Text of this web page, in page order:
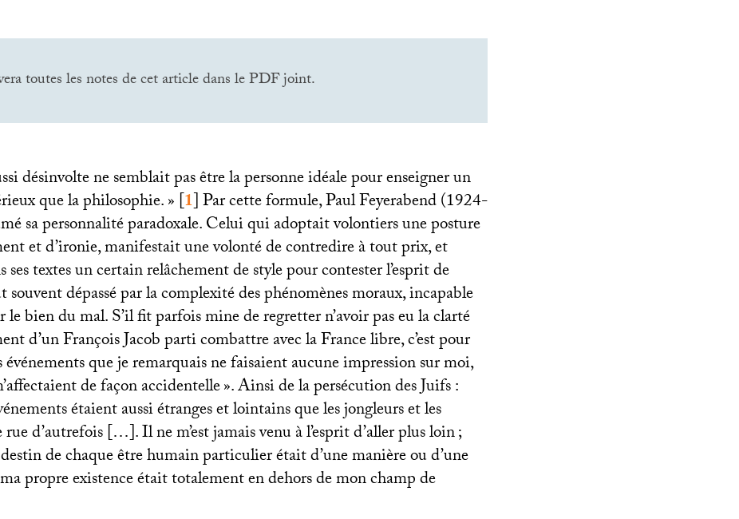
toutes les notes de cet article dans lePDFjoint.
désinvolte ne semblait pas être la personne idéale pour enseigner un
que la philosophie.»[1]Par cette formule, Paul Feyerabend (1924-
sa personnalité paradoxale. Celui qui adoptait volontiers une posture
et d’ironie, manifestait une volonté de contredire à tout prix, et
ses textes un certain relâchement de style pour contester l’esprit de
souvent dépassé par la complexité des phénomènes moraux, incapable
bien du mal. S’il fit parfois mine de regretter n’avoir pas eu la clarté
d’un François Jacob parti combattre avec la France libre, c’est pour
événements que je remarquais ne faisaient aucune impression sur moi,
de façon accidentelle». Ainsi de la persécution des Juifs :
étaient aussi étranges et lointains que les jongleurs et les
d’autrefois […]. Il ne m’est jamais venu à l’esprit d’aller plus loin;
de chaque être humain particulier était d’une manière ou d’une
propre existence était totalement en dehors de mon champ de